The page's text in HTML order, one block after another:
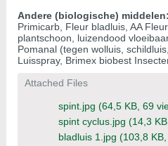
Andere (biologische) middelen:
Primicarb, Fleur bladluis, AA
plantschoon, luizendood
Pomanal (tegen wolluis,
Luisspray, Brimex biobest
Attached Files
spint.jpg (64,5 KB, 69
spint cyclus.jpg (14,3
bladluis 1.jpg (103,8